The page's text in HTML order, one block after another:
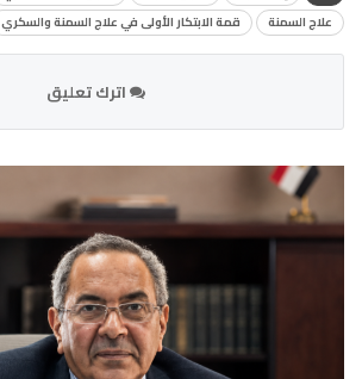
علاج السمنة
قمة الابتكار الأولى في علاج السمنة والسكري
اترك تعليق